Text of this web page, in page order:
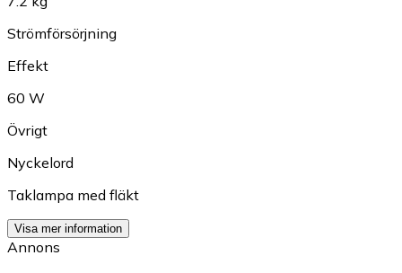
Strömförsörjning
Effekt
60 W
Övrigt
Nyckelord
Taklampa med fläkt
Visa mer information
Annons